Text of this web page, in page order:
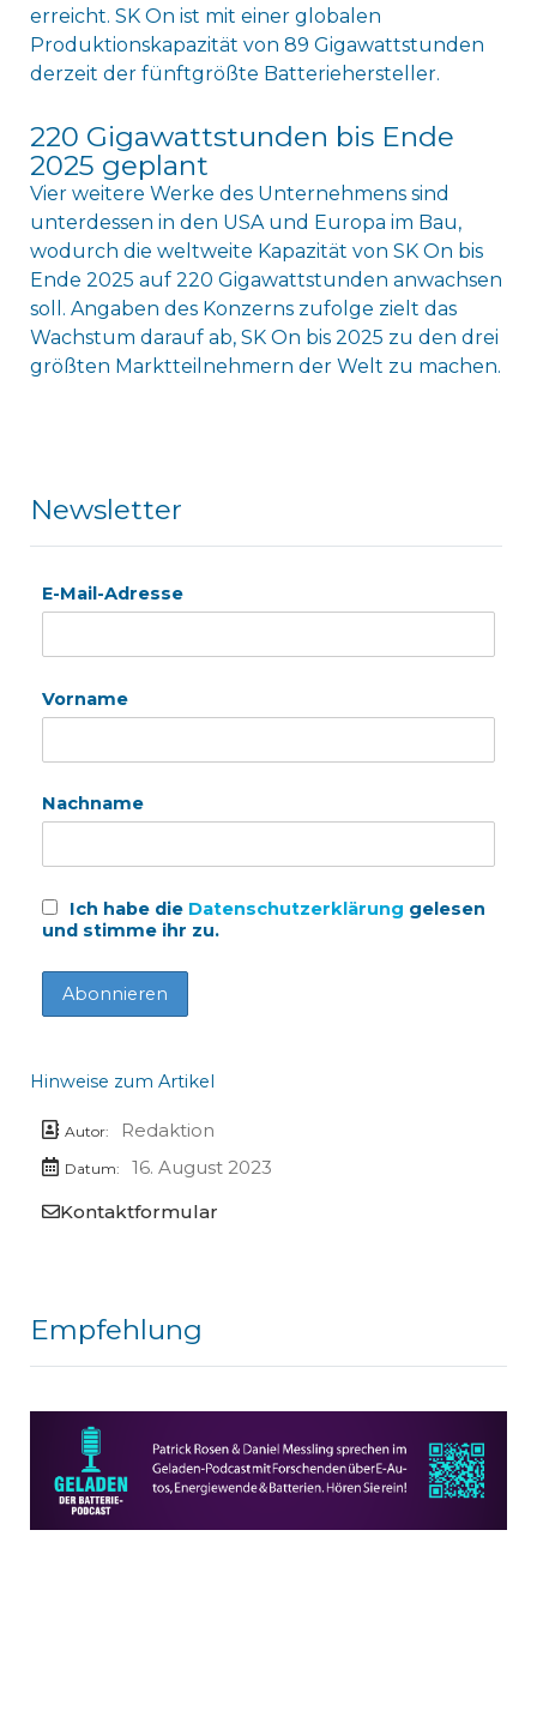
erreicht. SK On ist mit einer globalen
Produktionskapazität von 89 Gigawattstunden
derzeit der fünftgrößte Batteriehersteller.
220 Gigawattstunden bis Ende
2025 geplant
Vier weitere Werke des Unternehmens sind
unterdessen in den USA und Europa im Bau,
wodurch die weltweite Kapazität von SK On bis
Ende 2025 auf 220 Gigawattstunden anwachsen
soll. Angaben des Konzerns zufolge zielt das
Wachstum darauf ab, SK On bis 2025 zu den drei
größten Marktteilnehmern der Welt zu machen.
Newsletter
E-Mail-Adresse
Vorname
Nachname
Ich habe die Datenschutzerklärung gelesen
und stimme ihr zu.
Hinweise zum Artikel
Autor: Redaktion
Datum:
16. August 2023
Kontaktformular
Empfehlung